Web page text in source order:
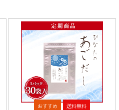
おすすめ 送料無料